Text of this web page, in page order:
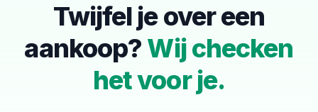
NL|EN
Twijfel je over een
aankoop? Wij checken
het voor je.